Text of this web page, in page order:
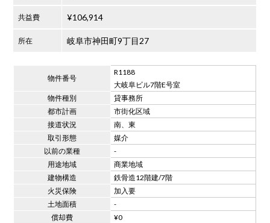
共益費 ¥106,914
所在 岐阜市神田町9丁目27
物件番号
R1188
大岐阜ビル7階E号室
物件種別
貸事務所
都市計画
市街化区域
接道状況
南、東
取引形態
媒介
以前の業種
-
用途地域
商業地域
建物構造
鉄骨造12階建/7階
火災保険
加入要
土地面積
-
償却費
¥0